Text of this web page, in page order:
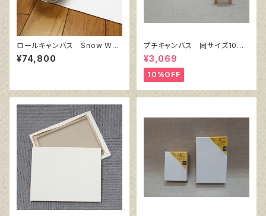
ロールキャンバス Snow Whit
e SPC 206㎝巾×10m巻
¥74,800
プチキャンバス 同サイズ10枚
セット
¥3,069
10%OFF